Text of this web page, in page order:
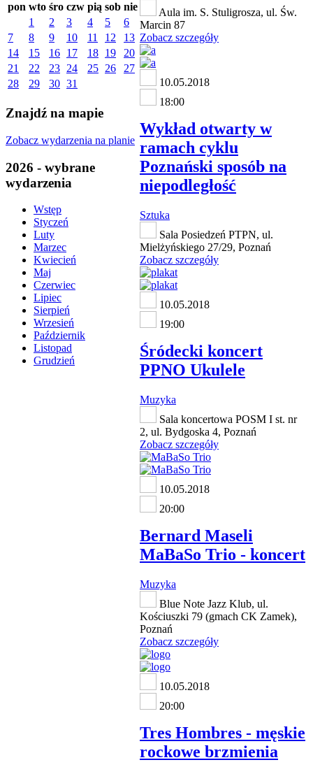
pon wto śro czw pią sob nie
1
2 3 4 5
6
7
8 9 10 11 12
13
14
15 16 17 18 19
20
21
22 23 24 25 26
27
28
29 30 31
Znajdź na mapie
Zobacz wydarzenia na planie
2026 - wybrane
wydarzenia
Wstęp
Styczeń
Luty
Marzec
Kwiecień
Maj
Czerwiec
Lipiec
Sierpień
Wrzesień
Październik
Listopad
Grudzień
Aula im. S. Stuligrosza, ul. Św.
Marcin 87
Zobacz szczegóły
10.05.2018
18:00
Wykład otwarty w
ramach cyklu
Poznański sposób na
niepodległość
Sztuka
Sala Posiedzeń PTPN, ul.
Mielżyńskiego 27/29, Poznań
Zobacz szczegóły
10.05.2018
19:00
Śródecki koncert
PPNO Ukulele
Muzyka
Sala koncertowa POSM I st. nr
2, ul. Bydgoska 4, Poznań
Zobacz szczegóły
10.05.2018
20:00
Bernard Maseli
MaBaSo Trio - koncert
Muzyka
Blue Note Jazz Klub, ul.
Kościuszki 79 (gmach CK Zamek),
Poznań
Zobacz szczegóły
10.05.2018
20:00
Tres Hombres - męskie
rockowe brzmienia